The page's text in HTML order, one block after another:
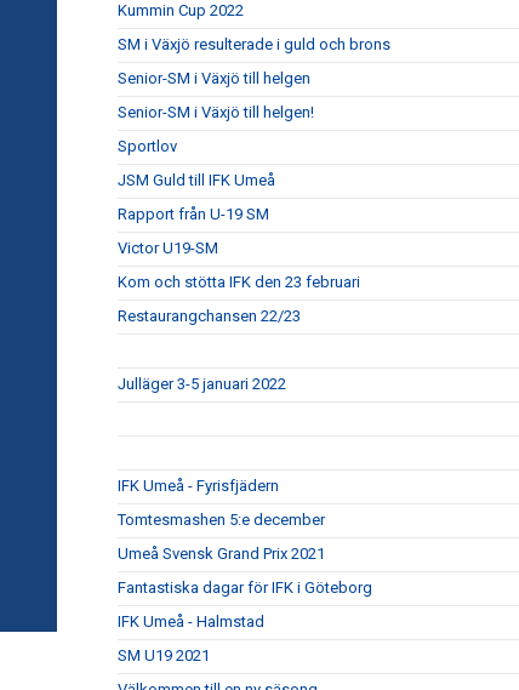
Kummin Cup 2022
SM i Växjö resulterade i guld och brons
Senior-SM i Växjö till helgen
Senior-SM i Växjö till helgen!
Sportlov
JSM Guld till IFK Umeå
Rapport från U-19 SM
Victor U19-SM
Kom och stötta IFK den 23 februari
Restaurangchansen 22/23
Julläger 3-5 januari 2022
IFK Umeå - Fyrisfjädern
Tomtesmashen 5:e december
Umeå Svensk Grand Prix 2021
Fantastiska dagar för IFK i Göteborg
IFK Umeå - Halmstad
SM U19 2021